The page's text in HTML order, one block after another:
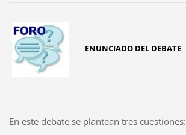
ENUNCIADO DEL DEBATE
En este debate se plantean tres cuestiones: